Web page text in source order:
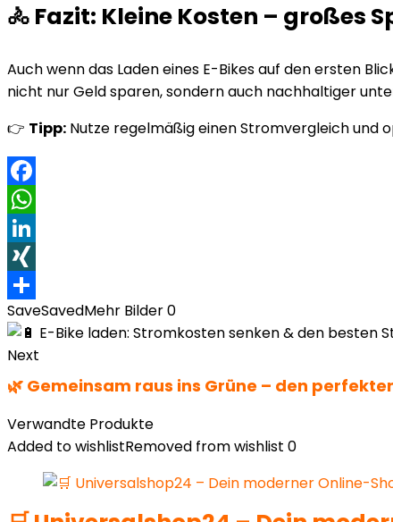
🚴 Fazit: Kleine Kosten – großes
Auch wenn das Laden eines E-Bikes auf den ersten
nicht nur Geld sparen, sondern auch nachhaltiger
👉 Tipp: Nutze regelmäßig einen Stromvergleich und
Facebook
WhatsApp
LinkedIn
XING
Teilen
SaveSavedMehr Bilder0
Next
🌿 Gemeinsam raus ins Grüne – den
Verwandte Produkte
Added to wishlistRemoved from wishlist 0